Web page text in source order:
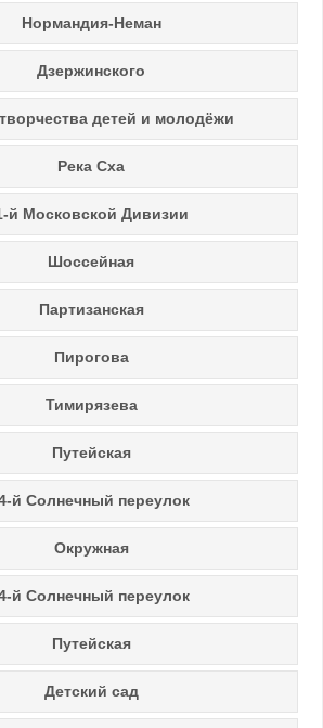
Нормандия-Неман
Дзержинского
детей и молодёжи
Река Сха
й Московской Дивизии
Шоссейная
Партизанская
Пирогова
Тимирязева
Путейская
й Солнечный переулок
Окружная
й Солнечный переулок
Путейская
Детский сад